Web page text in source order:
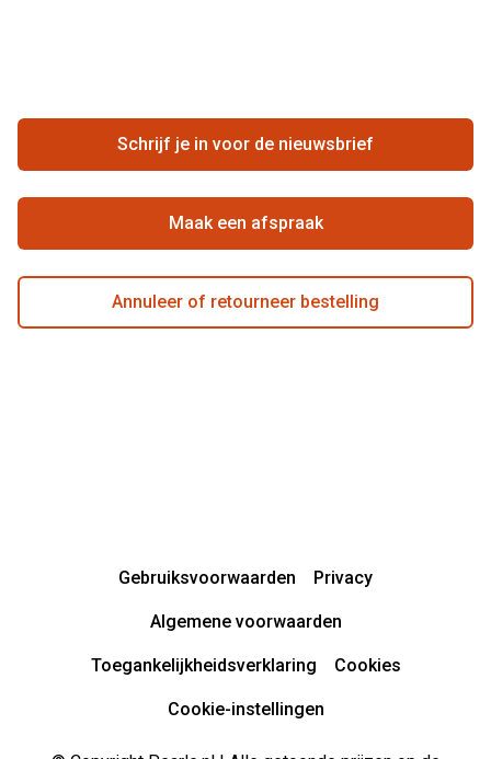
Zorgvergoeding
Ondernemen bij Pearle
Beste winkelketen
Actievoorwaarden
Schrijf je in voor de nieuwsbrief
Maak een afspraak
Annuleer of retourneer bestelling
Gebruiksvoorwaarden Privacy
Algemene voorwaarden
Toegankelijkheidsverklaring Cookies
Cookie-instellingen